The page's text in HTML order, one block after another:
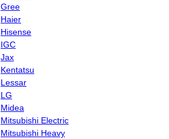
Gree
Haier
Hisense
IGC
Jax
Kentatsu
Lessar
LG
Midea
Mitsubishi Electric
Mitsubishi Heavy